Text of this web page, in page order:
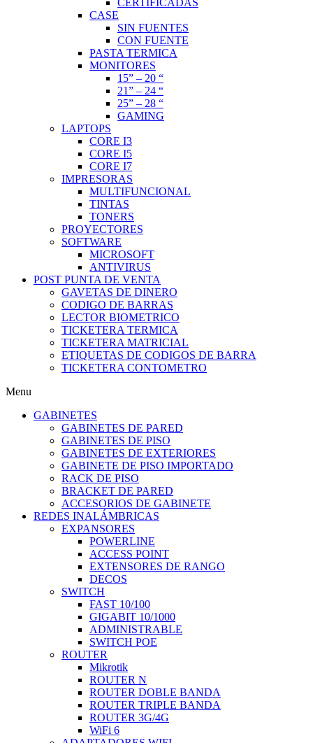
CERTIFICADAS
CASE
SIN FUENTES
CON FUENTE
PASTA TERMICA
MONITORES
15” – 20 “
21” – 24 “
25” – 28 “
GAMING
LAPTOPS
CORE I3
CORE I5
CORE I7
IMPRESORAS
MULTIFUNCIONAL
TINTAS
TONERS
PROYECTORES
SOFTWARE
MICROSOFT
ANTIVIRUS
POST PUNTA DE VENTA
GAVETAS DE DINERO
CODIGO DE BARRAS
LECTOR BIOMETRICO
TICKETERA TERMICA
TICKETERA MATRICIAL
ETIQUETAS DE CODIGOS DE BARRA
TICKETERA CONTOMETRO
Menu
GABINETES
GABINETES DE PARED
GABINETES DE PISO
GABINETES DE EXTERIORES
GABINETE DE PISO IMPORTADO
RACK DE PISO
BRACKET DE PARED
ACCESORIOS DE GABINETE
REDES INALÁMBRICAS
EXPANSORES
POWERLINE
ACCESS POINT
EXTENSORES DE RANGO
DECOS
SWITCH
FAST 10/100
GIGABIT 10/1000
ADMINISTRABLE
SWITCH POE
ROUTER
Mikrotik
ROUTER N
ROUTER DOBLE BANDA
ROUTER TRIPLE BANDA
ROUTER 3G/4G
WiFi 6